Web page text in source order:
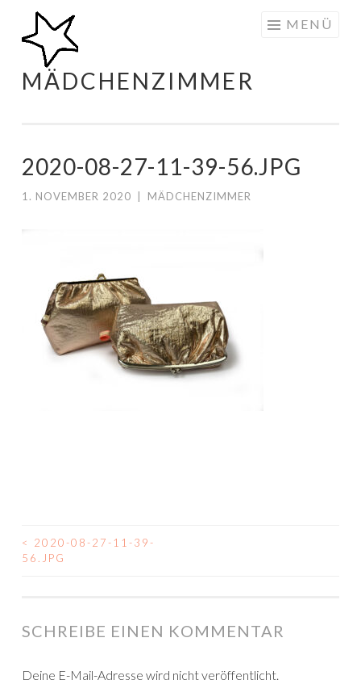
Zum
Inhalt
springen
MÄDCHENZIMMER
MENÜ
2020-08-27-11-39-56.JPG
1. NOVEMBER 2020 MÄDCHENZIMMER
BEITRAGSNAVIGATION
<
2020-08-27-11-39-
56.JPG
SCHREIBE EINEN KOMMENTAR
Deine E-Mail-Adresse wird nicht veröffentlicht.